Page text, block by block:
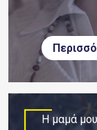
H μαμά